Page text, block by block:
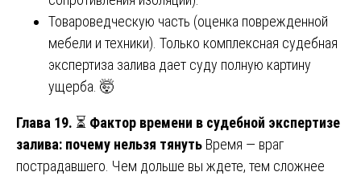
Товароведческую часть (оценка поврежденной
мебели и техники). Только комплексная судебная
экспертиза залива дает суду полную картину
ущерба. 🤯
Глава 19. ⏳ Фактор времени в судебной экспертизе
залива: почему нельзя тянуть Время — враг
пострадавшего. Чем дольше вы ждете, тем сложнее